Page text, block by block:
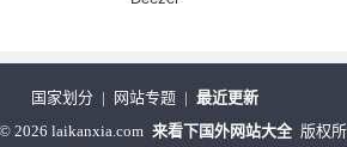
国家划分 | 网站专题 | 最近更新
©2026 laikanxia.com 来看下国外网站大全 版权